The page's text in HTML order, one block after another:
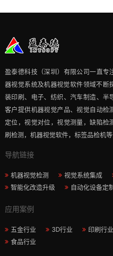
盈泰德科技（深圳）有限公司一直专
器视觉系统及机器视觉软件领域不断
装印刷、电子、纺织、汽车制造、半
客户提供机器视觉产品、视觉自动检
定位，视觉对位，视觉测量，缺陷检
刷检测，机器视觉软件，标签品检机等​
导航链接
机器视觉检测 视觉系统集成
智能化改造升级
自动化设备定
应用案例
五金行业 3D行业 印刷行业
食品行业